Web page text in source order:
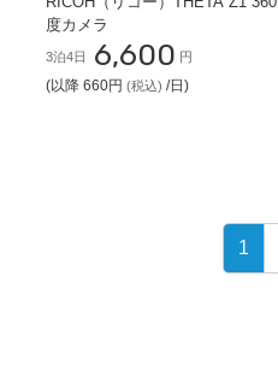
度カメラ
3泊4日 6,600 円
(以降 660円 (税込) /日)
1